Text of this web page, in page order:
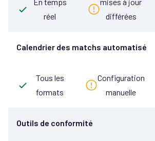
réel
différées
Calendrier des matchs automatisé
Tous les
formats
Configuration
manuelle
Outils de conformité